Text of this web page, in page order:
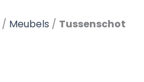
/ Meubels / Tussenschot